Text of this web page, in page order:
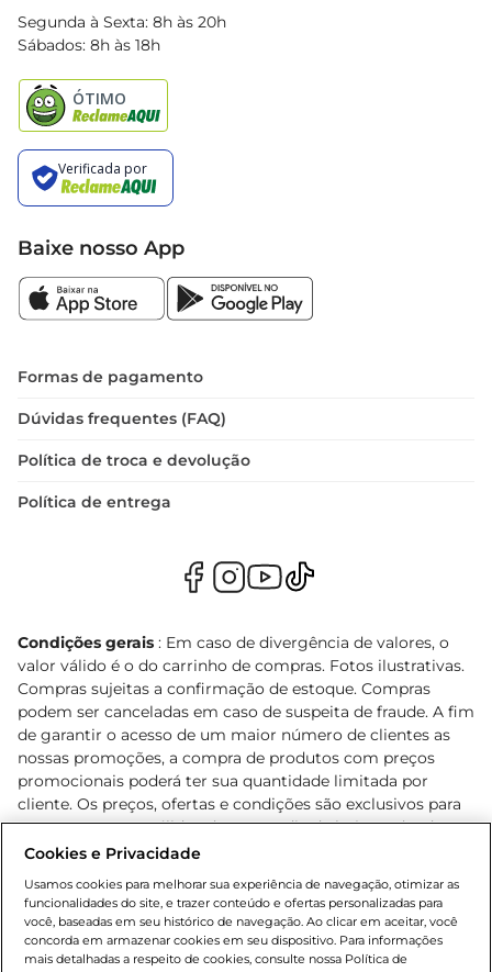
Blog Bretas
Black Friday
Segunda à Sexta: 8h às 20h
Sábados: 8h às 18h
Baixe nosso App
Formas de pagamento
Dúvidas frequentes (FAQ)
Política de troca e devolução
Política de entrega
Condições gerais : Em caso de divergência de valores, o
valor válido é o do carrinho de compras. Fotos ilustrativas.
Compras sujeitas a confirmação de estoque. Compras
podem ser canceladas em caso de suspeita de fraude. A fim
de garantir o acesso de um maior número de clientes as
nossas promoções, a compra de produtos com preços
promocionais poderá ter sua quantidade limitada por
cliente. Os preços, ofertas e condições são exclusivos para
o e-commerce e válidos durante o dia de hoje, podendo
sofrer alterações sem prévia notificação. Proibida a venda
Lei n.º 8069/90, art. 81, inciso II (Estatuto da Criança e do
Adolescente). Preços e condições exclusivos para o
www.bretas.com.br, podendo sofrer alterações sem aviso
prévio. O valor mínimo para as compras on-line é de R$
Cookies e Privacidade
Usamos cookies para melhorar sua experiência de navegação, otimizar as
funcionalidades do site, e trazer conteúdo e ofertas personalizadas para
você, baseadas em seu histórico de navegação. Ao clicar em aceitar, você
concorda em armazenar cookies em seu dispositivo. Para informações
mais detalhadas a respeito de cookies, consulte nossa Política de